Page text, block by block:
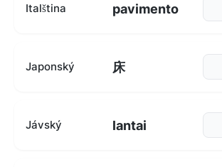
Italština pavimento
Japonský 床
Jávský lantai